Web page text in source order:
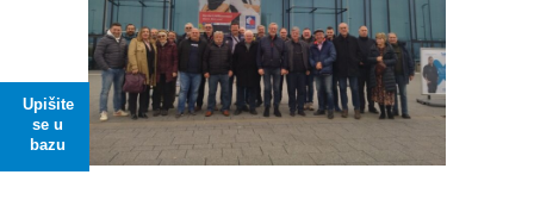
Upišite
se u
bazu